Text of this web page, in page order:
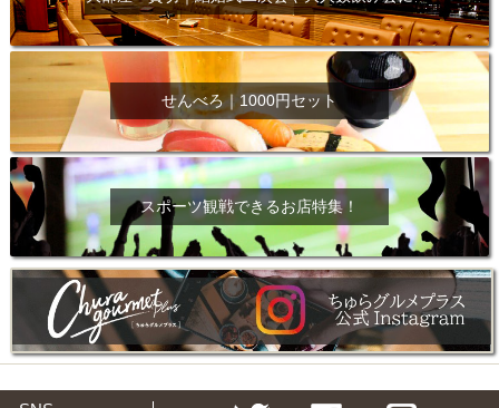
せんべろ｜1000円セット
スポーツ観戦できるお店特集！